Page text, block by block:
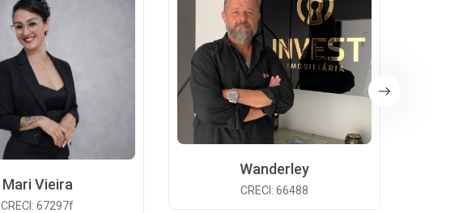
Mari Vieira
CRECI: 67297f
Wanderley
CRECI: 66488